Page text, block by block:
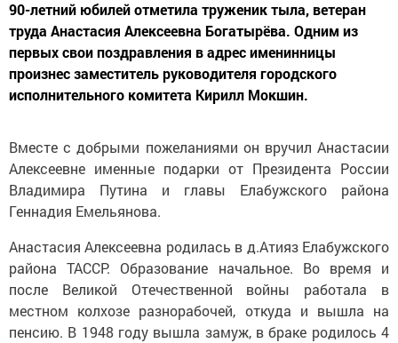
90-летний юбилей отметила труженик тыла, ветеран
труда Анастасия Алексеевна Богатырёва. Одним из
первых свои поздравления в адрес именинницы
произнес заместитель руководителя городского
исполнительного комитета Кирилл Мокшин.
Вместе с добрыми пожеланиями он вручил Анастасии
Алексеевне именные подарки от Президента России
Владимира Путина и главы Елабужского района
Геннадия Емельянова.
Анастасия Алексеевна родилась в д.Атияз Елабужского
района ТАССР. Образование начальное. Во время и
после Великой Отечественной войны работала в
местном колхозе разнорабочей, откуда и вышла на
пенсию. В 1948 году вышла замуж, в браке родилось 4